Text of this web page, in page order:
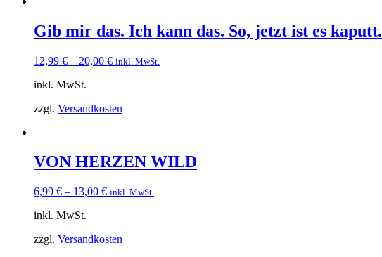
Gib mir das. Ich kann das. So, jetzt ist es kaputt.
12,99 € – 20,00 € inkl. MwSt.
inkl. MwSt.
zzgl. Versandkosten
VON HERZEN WILD
6,99 € – 13,00 € inkl. MwSt.
inkl. MwSt.
zzgl. Versandkosten